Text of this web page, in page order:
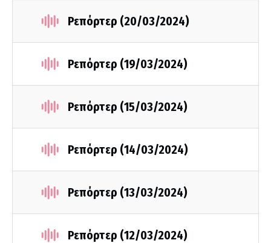
Ρεπόρτερ (20/03/2024)
Ρεπόρτερ (19/03/2024)
Ρεπόρτερ (15/03/2024)
Ρεπόρτερ (14/03/2024)
Ρεπόρτερ (13/03/2024)
Ρεπόρτερ (12/03/2024)